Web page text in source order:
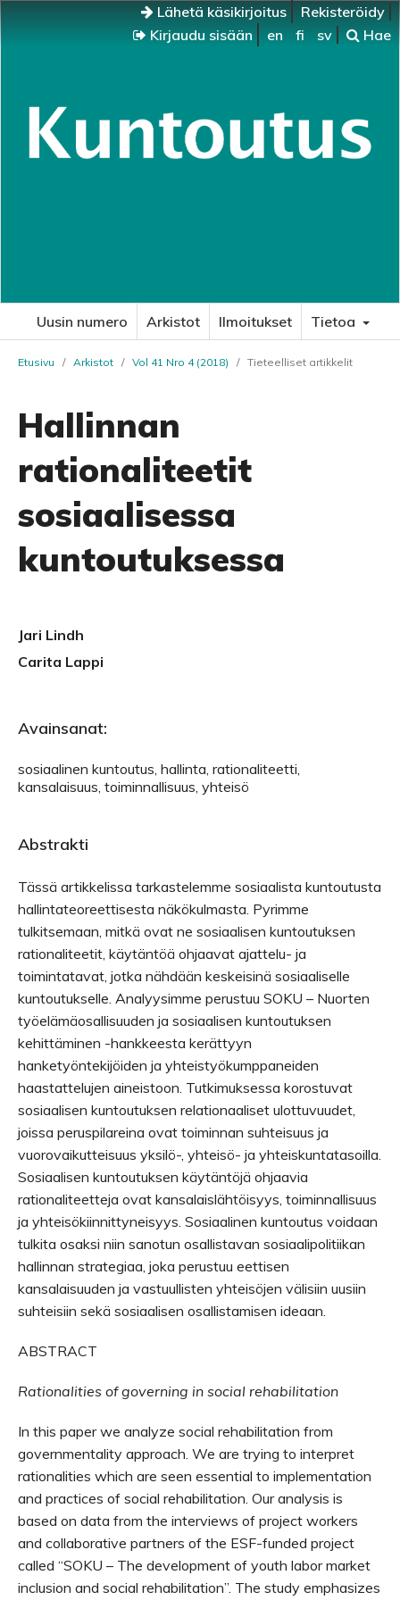
Lähetä käsikirjoitus
Rekisteröidy
Kirjaudu sisään
en fi sv Hae
Uusin numero Arkistot Ilmoitukset Tietoa
Etusivu / Arkistot / Vol 41 Nro 4 (2018) / Tieteelliset artikkelit
Hallinnan
rationaliteetit
sosiaalisessa
kuntoutuksessa
Jari Lindh
Carita Lappi
Avainsanat:
sosiaalinen kuntoutus, hallinta, rationaliteetti,
kansalaisuus, toiminnallisuus, yhteisö
Abstrakti
Tässä artikkelissa tarkastelemme sosiaalista kuntoutusta
hallintateoreettisesta näkökulmasta. Pyrimme
tulkitsemaan, mitkä ovat ne sosiaalisen kuntoutuksen
rationaliteetit, käytäntöä ohjaavat ajattelu- ja
toimintatavat, jotka nähdään keskeisinä sosiaaliselle
kuntoutukselle. Analyysimme perustuu SOKU – Nuorten
työelämäosallisuuden ja sosiaalisen kuntoutuksen
kehittäminen -hankkeesta kerättyyn
hanketyöntekijöiden ja yhteistyökumppaneiden
haastattelujen aineistoon. Tutkimuksessa korostuvat
sosiaalisen kuntoutuksen relationaaliset ulottuvuudet,
joissa peruspilareina ovat toiminnan suhteisuus ja
vuorovaikutteisuus yksilö-, yhteisö- ja yhteiskuntatasoilla.
Sosiaalisen kuntoutuksen käytäntöjä ohjaavia
rationaliteetteja ovat kansalaislähtöisyys, toiminnallisuus
ja yhteisökiinnittyneisyys. Sosiaalinen kuntoutus voidaan
tulkita osaksi niin sanotun osallistavan sosiaalipolitiikan
hallinnan strategiaa, joka perustuu eettisen
kansalaisuuden ja vastuullisten yhteisöjen välisiin uusiin
suhteisiin sekä sosiaalisen osallistamisen ideaan.
ABSTRACT
Rationalities of governing in social rehabilitation
In this paper we analyze social rehabilitation from
governmentality approach. We are trying to interpret
rationalities which are seen essential to implementation
and practices of social rehabilitation. Our analysis is
based on data from the interviews of project workers
and collaborative partners of the ESF-funded project
called “SOKU – The development of youth labor market
inclusion and social rehabilitation”. The study emphasizes